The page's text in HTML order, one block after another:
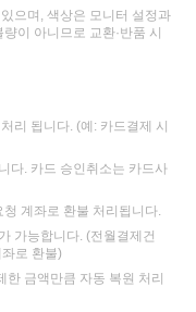
으며, 색상은 모니터 설정과
이 아니므로 교환·반품 시
리 됩니다. (예: 카드결제 시
다. 카드 승인취소는 카드사
계좌로 환불 처리됩니다.
가능합니다. (전월결제건
로 환불)
금액만큼 자동 복원 처리